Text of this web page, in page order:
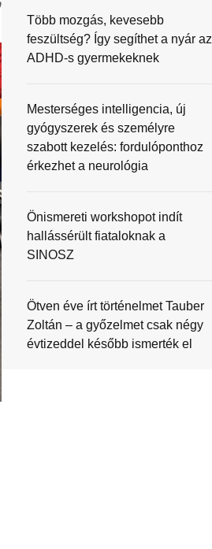
Több mozgás, kevesebb
feszültség? Így segíthet a nyár az
ADHD-s gyermekeknek
Mesterséges intelligencia, új
gyógyszerek és személyre
szabott kezelés: fordulóponthoz
érkezhet a neurológia
Önismereti workshopot indít
hallássérült fiataloknak a
SINOSZ
Ötven éve írt történelmet Tauber
Zoltán – a győzelmet csak négy
évtizeddel később ismerték el